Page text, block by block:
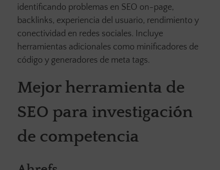
identificando problemas en SEO on-page,
backlinks, experiencia del usuario, rendimiento y
conectividad en redes sociales. Incluye
herramientas adicionales como minificadores de
código y generadores de meta tags.
Mejor herramienta de
SEO para investigación
de competencia